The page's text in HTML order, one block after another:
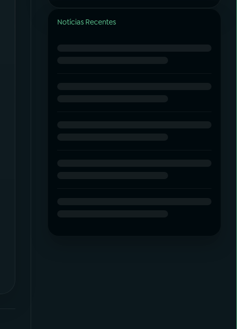
Notícias Recentes